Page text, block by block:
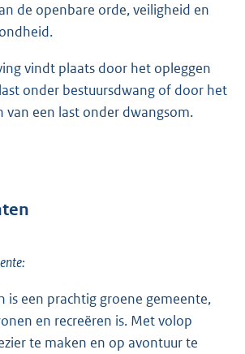
de openbare orde, veiligheid en
vindt plaats door het opleggen
onder bestuursdwang of door het
van een last onder dwangsom.
is een prachtig groene gemeente,
en recreëren is. Met volop
te maken en op avontuur te